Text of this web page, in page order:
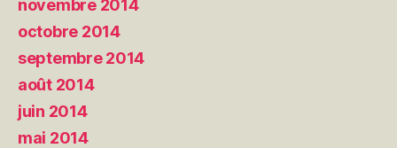
novembre 2014
octobre 2014
septembre 2014
août 2014
juin 2014
mai 2014